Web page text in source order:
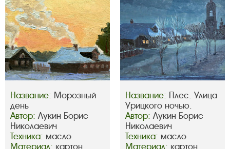
Название: Морозный
день
Автор: Лукин Борис
Николаевич
Техника: масло
Название: Плес. Улица
Урицкого ночью.
Автор: Лукин Борис
Николаевич
Техника: масло